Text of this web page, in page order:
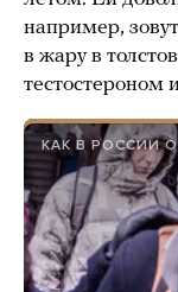
например,
в жару в
тестостероном
КАК В РОССИИ